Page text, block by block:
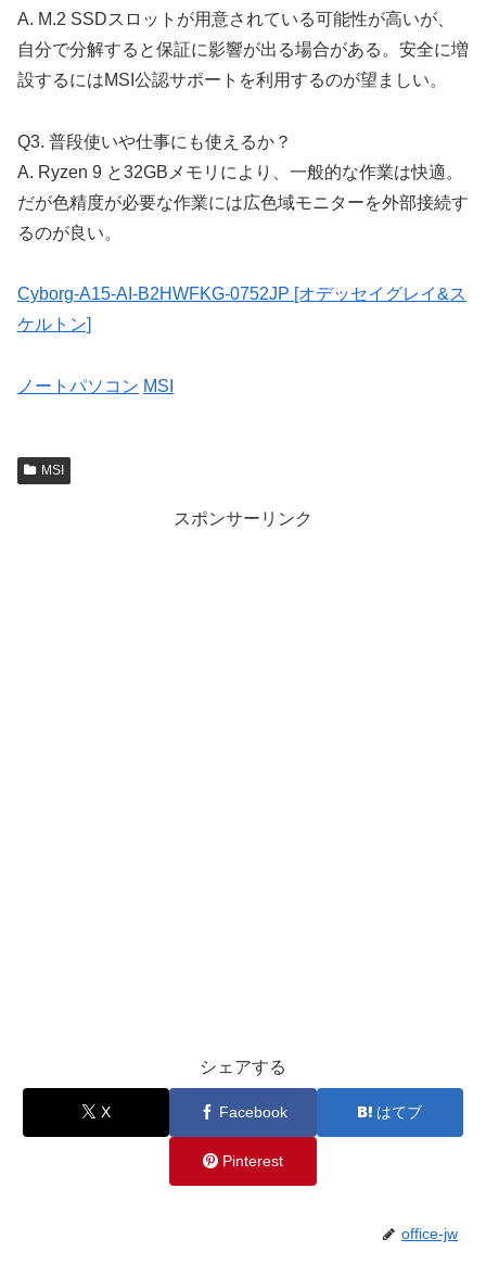
A. M.2 SSDスロットが用意されている可能性が高いが、
自分で分解すると保証に影響が出る場合がある。安全に増
設するにはMSI公認サポートを利用するのが望ましい。
Q3. 普段使いや仕事にも使えるか？
A. Ryzen 9 と32GBメモリにより、一般的な作業は快適。
だが色精度が必要な作業には広色域モニターを外部接続す
るのが良い。
Cyborg-A15-AI-B2HWFKG-0752JP [オデッセイグレイ&ス
ケルトン]
ノートパソコン MSI
MSI
スポンサーリンク
シェアする
X Facebook はてブ
Pinterest
office-jw